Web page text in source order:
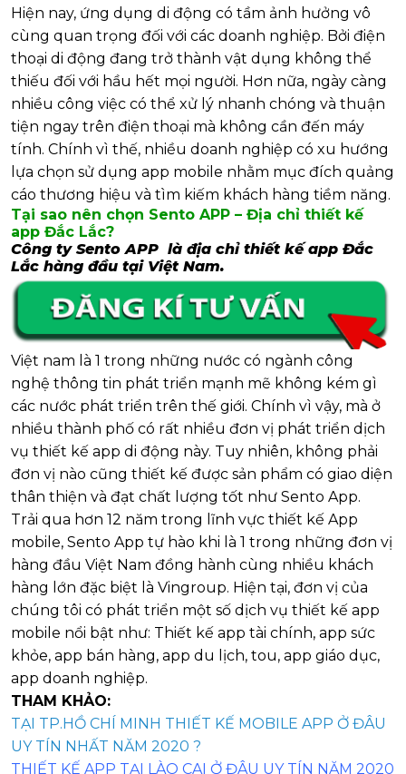
Hiện nay, ứng dụng di động có tầm ảnh hưởng vô
cùng quan trọng đối với các doanh nghiệp. Bởi điện
thoại di động đang trở thành vật dụng không thể
thiếu đối với hầu hết mọi người. Hơn nữa, ngày càng
nhiều công việc có thể xử lý nhanh chóng và thuận
tiện ngay trên điện thoại mà không cần đến máy
tính. Chính vì thế, nhiều doanh nghiệp có xu hướng
lựa chọn sử dụng app mobile nhằm mục đích quảng
cáo thương hiệu và tìm kiếm khách hàng tiềm năng.
Tại sao nên chọn Sento APP – Địa chỉ thiết kế
app Đắc Lắc?
Công ty Sento APP là địa chỉ thiết kế app Đắc
Lắc hàng đầu tại Việt Nam.
Việt nam là 1 trong những nước có ngành công
nghệ thông tin phát triển mạnh mẽ không kém gì
các nước phát triển trên thế giới. Chính vì vậy, mà ở
nhiều thành phố có rất nhiều đơn vị phát triển dịch
vụ thiết kế app di động này. Tuy nhiên, không phải
đơn vị nào cũng thiết kế được sản phẩm có giao diện
thân thiện và đạt chất lượng tốt như Sento App.
Trải qua hơn 12 năm trong lĩnh vực thiết kế App
mobile, Sento App tự hào khi là 1 trong những đơn vị
hàng đầu Việt Nam đồng hành cùng nhiều khách
hàng lớn đặc biệt là Vingroup. Hiện tại, đơn vị của
chúng tôi có phát triển một số dịch vụ thiết kế app
mobile nổi bật như: Thiết kế app tài chính, app sức
khỏe, app bán hàng, app du lịch, tou, app giáo dục,
app doanh nghiệp.
THAM KHẢO:
TẠI TP.HỒ CHÍ MINH THIẾT KẾ MOBILE APP Ở ĐÂU
UY TÍN NHẤT NĂM 2020 ?
THIẾT KẾ APP TẠI LÀO CAI Ở ĐÂU UY TÍN NĂM 2020